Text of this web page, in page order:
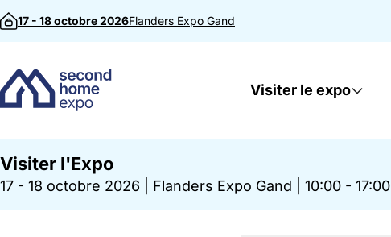
Passer au contenu
17 - 18 octobre 2026Flanders Expo Gand
Visiter le expo
Visiter l'Expo
17 - 18 octobre 2026 Flanders Expo Gand 10:00 - 17:00